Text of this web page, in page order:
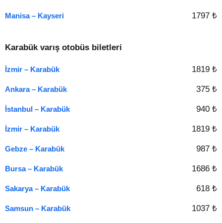
Manisa – Kayseri 1797 ₺
Karabük varış otobüs biletleri
İzmir – Karabük 1819 ₺
Ankara – Karabük 375 ₺
İstanbul – Karabük 940 ₺
İzmir – Karabük 1819 ₺
Gebze – Karabük 987 ₺
Bursa – Karabük 1686 ₺
Sakarya – Karabük 618 ₺
Samsun – Karabük 1037 ₺